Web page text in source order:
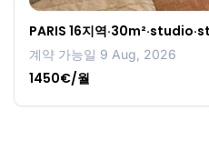
PARIS 16지역
계약 가능일 9 Aug, 2026
1450€/월